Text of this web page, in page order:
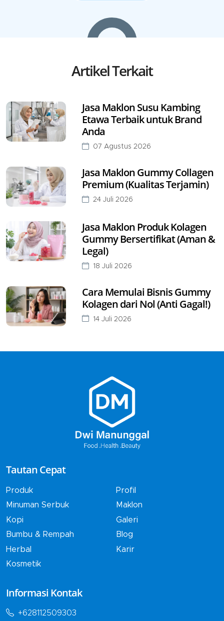
Artikel Terkait
Jasa Maklon Susu Kambing
Etawa Terbaik untuk Brand
Anda
07 Agustus 2026
Jasa Maklon Gummy Collagen
Premium (Kualitas Terjamin)
24 Juli 2026
Jasa Maklon Produk Kolagen
Gummy Bersertifikat (Aman &
Legal)
18 Juli 2026
Cara Memulai Bisnis Gummy
Kolagen dari Nol (Anti Gagal!)
14 Juli 2026
Tautan Cepat
Produk
Minuman Serbuk
Kopi
Bumbu & Rempah
Herbal
Kosmetik
Profil
Maklon
Galeri
Blog
Karir
Informasi Kontak
+628112509303